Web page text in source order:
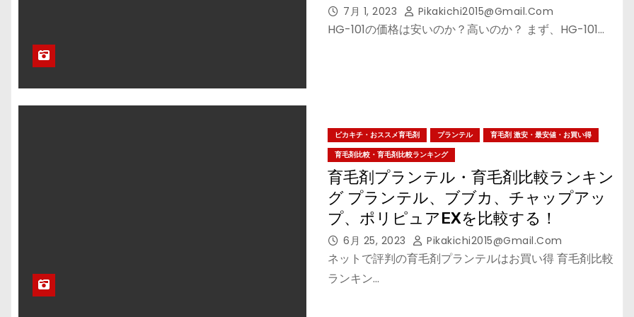
7月 1, 2023 Pikakichi2015@gmail.com
HG-101の価格は安いのか？高いのか？ まず、HG-101…
ピカキチ・おススメ育毛剤 プランテル
育毛剤 激安・最安値・お買い得
育毛剤比較・育毛剤比較ランキング
育毛剤プランテル・育毛剤比較ランキン
グ プランテル、ブブカ、チャップアッ
プ、ポリピュアEXを比較する！
6月 25, 2023 Pikakichi2015@gmail.com
ネットで評判の育毛剤プランテルはお買い得 育毛剤比較
ランキン…